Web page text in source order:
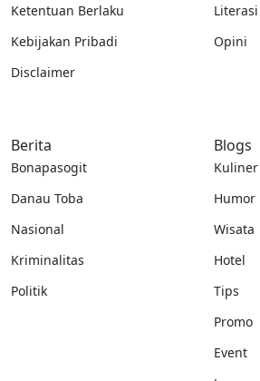
Ketentuan Berlaku
Kebijakan Pribadi
Disclaimer
Literasi
Opini
Berita
Bonapasogit
Danau Toba
Nasional
Kriminalitas
Politik
Blogs
Kuliner
Humor
Wisata
Hotel
Tips
Promo
Event